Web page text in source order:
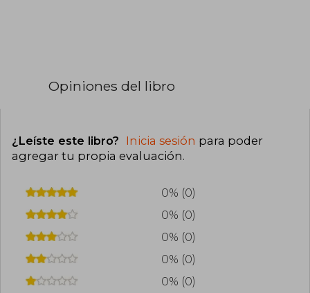
Opiniones del libro
¿Leíste este libro? Inicia sesión para poder
agregar tu propia evaluación.
0% (0)
0% (0)
0% (0)
0% (0)
0% (0)